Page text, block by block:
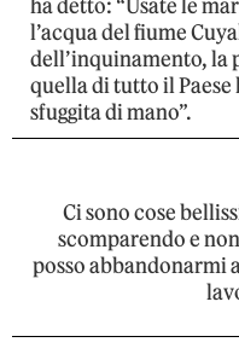
ha detto: “Usate le
l’acqua del fiume
dell’inquinamento, la
quella di tutto il Paese
sfuggita di mano”.
Ci sono cose
scomparendo e
posso abbandonarmi